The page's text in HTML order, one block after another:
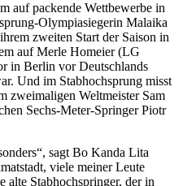
auf packende Wettbewerbe in
Olympiasiegerin Malaika
zweiten Start der Saison in
auf Merle Homeier (LG
in Berlin vor Deutschlands
Und im Stabhochsprung misst
zweimaligen Weltmeister Sam
Sechs-Meter-Springer Piotr
sagt Bo Kanda Lita
viele meiner Leute
alte Stabhochspringer, der in